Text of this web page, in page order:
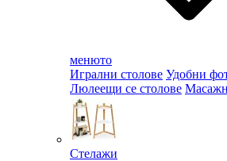
менюто
Игрални столове Удобни
Люлеещи се столове
Стелажи